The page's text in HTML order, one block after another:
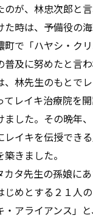
が、林忠次郎と言
時は、予備役の海
町で「ハヤシ・ク
及に努めたと言わ
林先生のもとで
てレイキ治療院を
ました。その晩年
イキを伝授できる
きました。
タ先生の孫娘にあ
じめとする２１人
・アライアンス」